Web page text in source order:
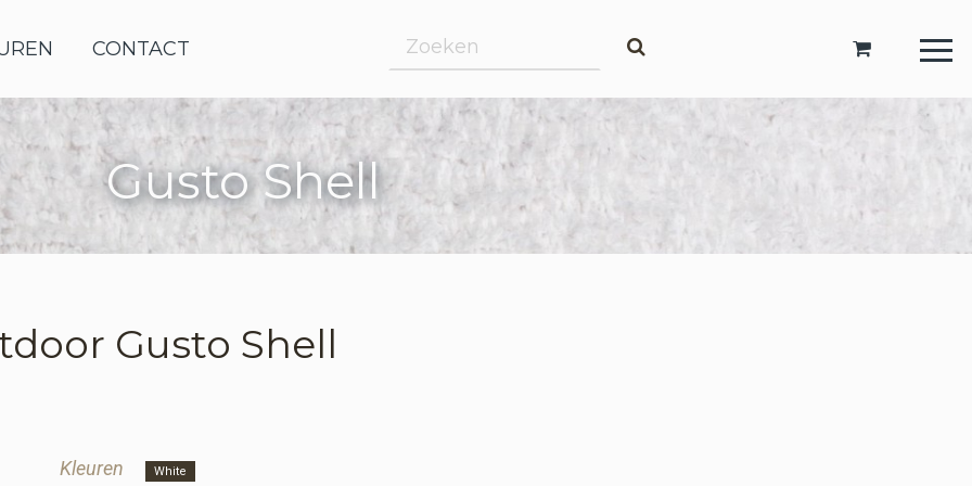
FABRICS
CONTACT
Gusto Shell
Gusto Shell
Kleuren
White
Account
Registreren